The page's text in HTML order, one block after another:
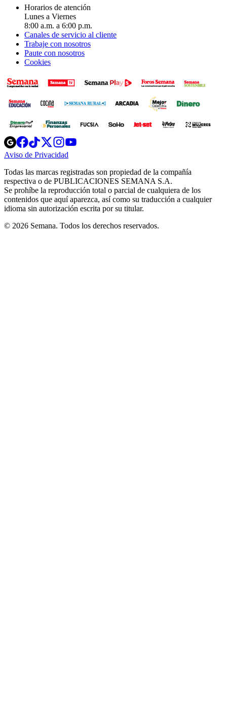
Horarios de atención
Lunes a Viernes
8:00 a.m. a 6:00 p.m.
Canales de servicio al cliente
Trabaje con nosotros
Paute con nosotros
Cookies
Opens
in
new
Opens
in
new
Opens
in
new
window
Opens
new
windowwindow
Aviso de Privacidad
new
window
Todas las marcas registradas son propiedad de la compañía
respectiva o de PUBLICACIONES SEMANA S.A.
Se prohíbe la reproducción total o parcial de cualquiera de los
contenidos que aquí aparezca, así como su traducción a cualquier
idioma sin autorización escrita por su titular.
© 2026 Semana. Todos los derechos reservados.